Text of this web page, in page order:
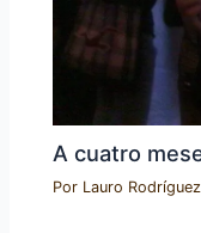
A cuatro
Por Lauro Rodríguez